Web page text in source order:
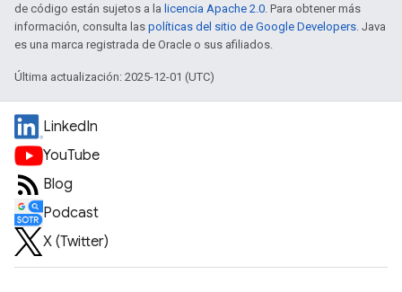
de código están sujetos a la licencia Apache 2.0. Para obtener más
información, consulta las políticas del sitio de Google Developers. Java
es una marca registrada de Oracle o sus afiliados.
Última actualización: 2025-12-01 (UTC)
LinkedIn
YouTube
Blog
Podcast
X (Twitter)